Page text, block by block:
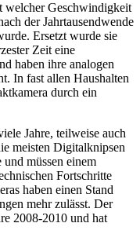
welcher Geschwindigkeit
der Jahrtausendwende
Ersetzt wurde sie
Zeit eine
haben ihre analogen
In fast allen Haushalten
durch ein
Jahre, teilweise auch
meisten Digitalknipsen
müssen einem
Fortschritte
haben einen Stand
mehr zulässt. Der
2008-2010 und hat